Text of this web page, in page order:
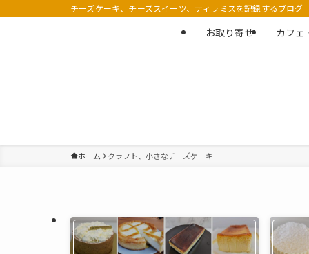
チーズケーキ、チーズスイーツ、ティラミスを記録するブログ
お取り寄せ カフェ
ホーム クラフト、小さなチーズケーキ